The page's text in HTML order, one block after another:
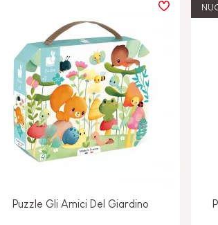
Puzzle Gli Amici Del Giardino